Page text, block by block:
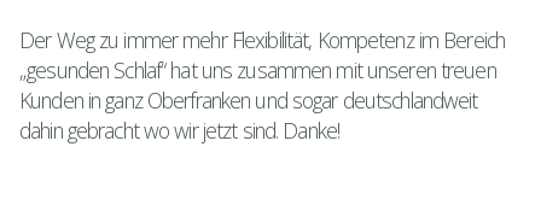
Der Weg zu immer mehr Flexibilität, Kompetenz im Bereich
„gesunden Schlaf“ hat uns zusammen mit unseren treuen
Kunden in ganz Oberfranken und sogar deutschlandweit
dahin gebracht wo wir jetzt sind. Danke!